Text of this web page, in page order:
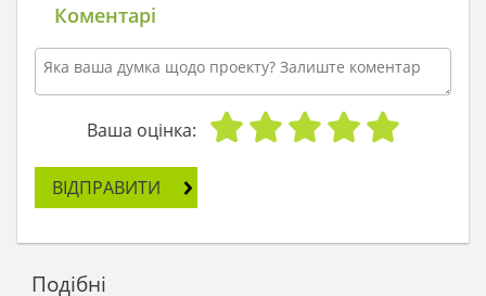
Коментарі
Ваша оцінка:
ВІДПРАВИТИ
Подібні